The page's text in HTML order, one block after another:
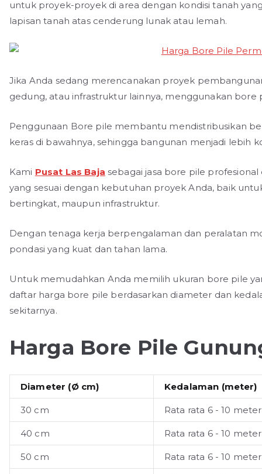
untuk proyek-proyek di area dengan kondisi tanah
lapisan tanah atas cenderung lunak atau lemah.
Jika Anda sedang merencanakan proyek
gedung, atau infrastruktur lainnya, menggunakan
Penggunaan Bore pile membantu mendistribusikan
keras di bawahnya, sehingga bangunan menjadi lebih
Kami Pusat Las Baja sebagai jasa bore pile
yang sesuai dengan kebutuhan proyek Anda, baik
bertingkat, maupun infrastruktur.
Dengan tenaga kerja berpengalaman dan peralatan
pondasi yang kuat dan tahan lama.
Untuk memudahkan Anda memilih ukuran bore pile
daftar harga bore pile berdasarkan diameter dan
sekitarnya.
Harga Bore Pile
Diameter (Ø cm) Kedalaman (meter)
30 cm Rata rata 6 - 10 meter
40 cm Rata rata 6 - 10 meter
50 cm Rata rata 6 - 10 meter